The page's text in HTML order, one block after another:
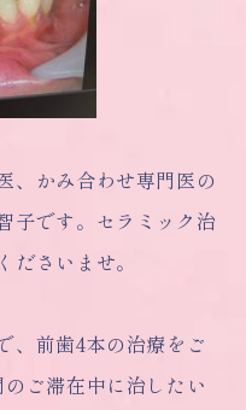
、かみ合わせ専門医の
です。セラミック治
さいませ。
、前歯4本の治療をご
ご滞在中に治したい